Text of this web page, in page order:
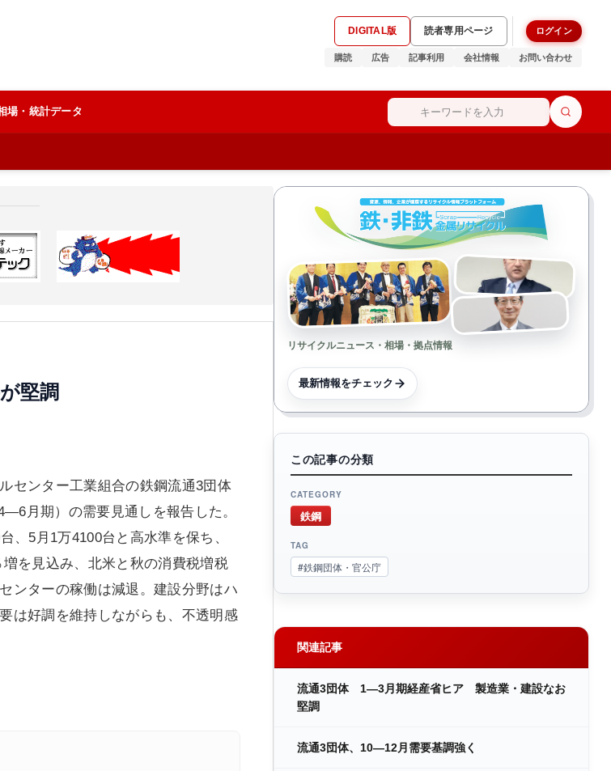
DIGITAL版 読者専用ページ ログイン
購読 広告 記事利用 会社情報 お問い合わせ
場・統計データ
堅調
センター工業組合の鉄鋼流通3団体
月期）の需要見通しを報告した。
、5月1万4100台と高水準を保ち、
を見込み、北米と秋の消費税増税
ンターの稼働は減退。建設分野はハ
は好調を維持しながらも、不透明感
リサイクルニュース・相場・拠点情報
最新情報をチェック
この記事の分類
CATEGORY
鉄鋼
TAG
#鉄鋼団体・官公庁
関連記事
流通3団体 1―3月期経産省ヒア 製造業・建設なお
堅調
流通3団体、10―12月需要基調強く